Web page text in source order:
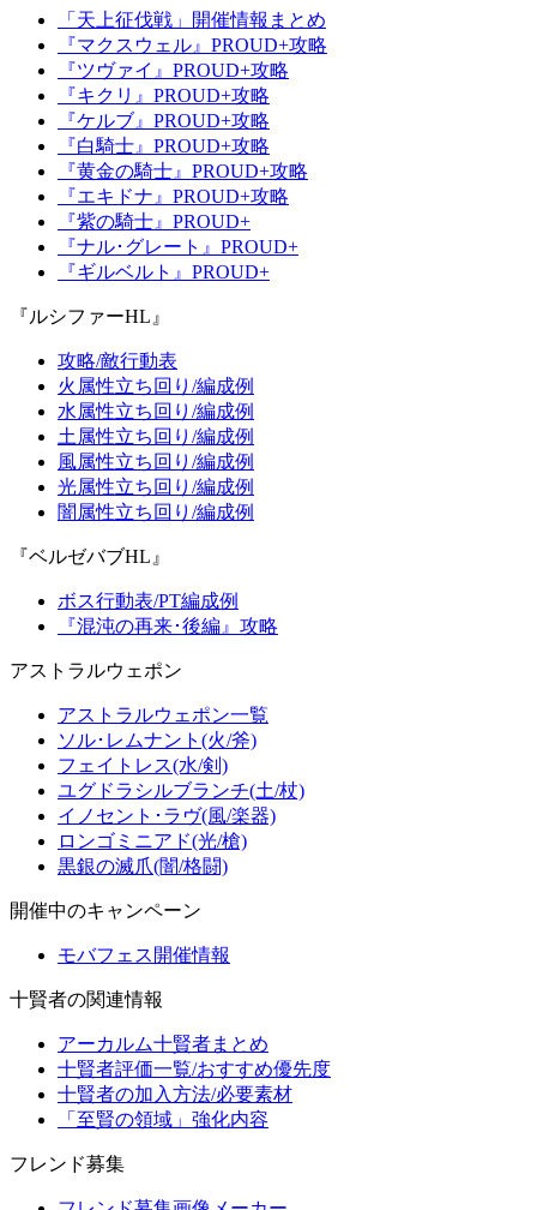
「天上征伐戦」開催情報まとめ
『マクスウェル』PROUD+攻略
『ツヴァイ』PROUD+攻略
『キクリ』PROUD+攻略
『ケルブ』PROUD+攻略
『白騎士』PROUD+攻略
『黄金の騎士』PROUD+攻略
『エキドナ』PROUD+攻略
『紫の騎士』PROUD+
『ナル･グレート』PROUD+
『ギルベルト』PROUD+
『ルシファーHL』
攻略/敵行動表
火属性立ち回り/編成例
水属性立ち回り/編成例
土属性立ち回り/編成例
風属性立ち回り/編成例
光属性立ち回り/編成例
闇属性立ち回り/編成例
『ベルゼバブHL』
ボス行動表/PT編成例
『混沌の再来･後編』攻略
アストラルウェポン
アストラルウェポン一覧
ソル･レムナント(火/斧)
フェイトレス(水/剣)
ユグドラシルブランチ(土/杖)
イノセント･ラヴ(風/楽器)
ロンゴミニアド(光/槍)
黒銀の滅爪(闇/格闘)
開催中のキャンペーン
モバフェス開催情報
十賢者の関連情報
アーカルム十賢者まとめ
十賢者評価一覧/おすすめ優先度
十賢者の加入方法/必要素材
「至賢の領域」強化内容
フレンド募集